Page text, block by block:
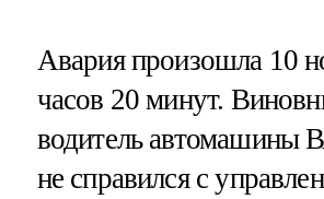
Авария произошла 10
часов 20 минут.
водитель автомашины
не справился с